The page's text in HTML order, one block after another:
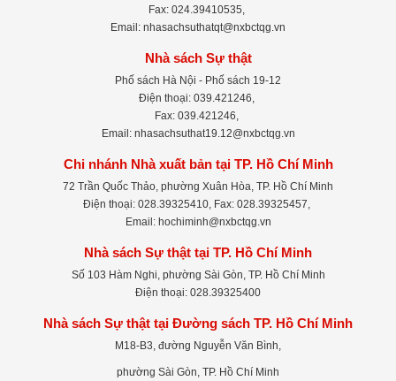
Fax: 024.39410535,
Email: nhasachsuthatqt@nxbctqg.vn
Nhà sách Sự thật
Phố sách Hà Nội - Phố sách 19-12
Điện thoại: 039.421246,
Fax: 039.421246,
Email: nhasachsuthat19.12@nxbctqg.vn
Chi nhánh Nhà xuất bản tại TP. Hồ Chí Minh
72 Trần Quốc Thảo, phường Xuân Hòa, TP. Hồ Chí Minh
Điện thoại: 028.39325410, Fax: 028.39325457,
Email: hochiminh@nxbctqg.vn
Nhà sách Sự thật tại TP. Hồ Chí Minh
Số 103 Hàm Nghi, phường Sài Gòn, TP. Hồ Chí Minh
Điện thoại: 028.39325400
Nhà sách Sự thật tại Đường sách TP. Hồ Chí Minh
M18-B3, đường Nguyễn Văn Bình,
phường Sài Gòn, TP. Hồ Chí Minh